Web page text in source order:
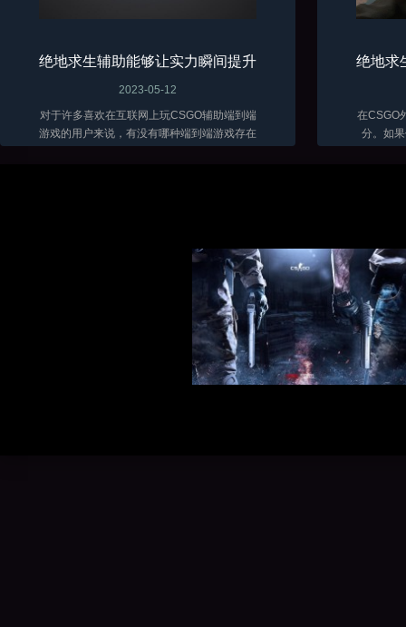
绝地求生辅助能够让实力瞬间提升
2023-05-12
对于许多喜欢在互联网上玩CSGO辅助端到端
游戏的用户来说，有没有哪种端到端游戏存在
绝地求
在CSGO
分。如